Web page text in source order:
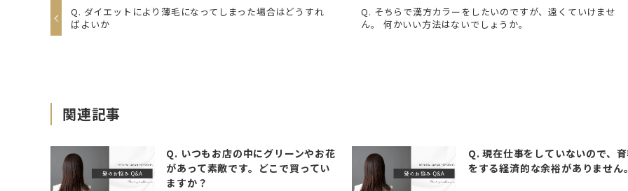
Q. ダイエットにより薄毛になってしまった場合はどうすれ
ばよいか
Q. そちらで漢方カラーをしたいのですが、遠くていけませ
ん。 何かいい方法はないでしょうか。
関連記事
Q. いつもお店の中にグリーンやお花
があって素敵です。どこで買ってい
ますか？
Q. 現在仕事をしていないので、
をする経済的な余裕がありません